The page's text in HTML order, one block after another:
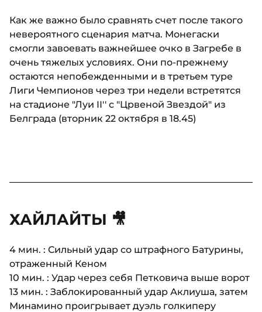
Как же важно было сравнять счет после такого
невероятного сценария матча. Монегаски
смогли завоевать важнейшее очко в Загребе в
очень тяжелых условиях. Они по-прежнему
остаются непобежденными и в третьем туре
Лиги Чемпионов через три недели встретятся
на стадионе "Луи II'' c "Црвеной Звездой" из
Белграда (вторник 22 октября в 18.45)
ХАЙЛАЙТЫ 🎥
4 мин. : Сильный удар со штрафного Батурины,
отраженный Кеном
10 мин. : Удар через себя Петковича выше ворот
13 мин. : Заблокированный удар Аклиуша, затем
Минамино проигрывает дуэль голкиперу